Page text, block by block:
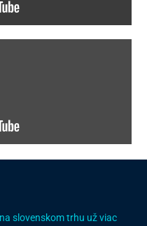
slovenskom trhu už viac